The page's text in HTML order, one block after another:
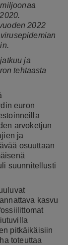
2022
ja
tehtaasta
euron
arvoketjun
ja
osuuttaan
suunnitellusti
kasvu
pitkäikäisiin
toteuttaa